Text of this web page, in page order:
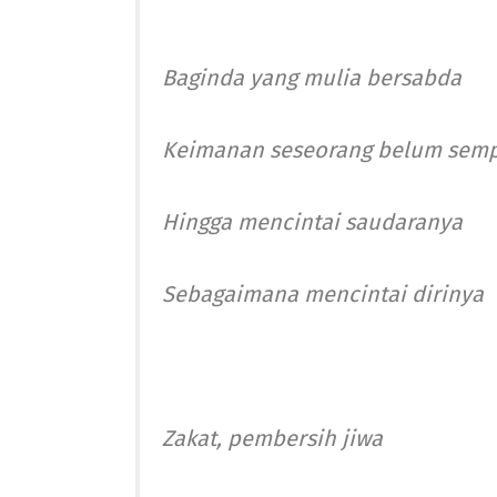
Baginda yang mulia bersabda
Keimanan seseorang belum
Hingga mencintai saudaranya
Sebagaimana mencintai dirinya
Zakat, pembersih jiwa